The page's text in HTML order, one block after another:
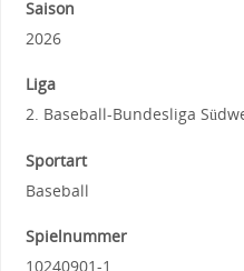
Saison
2026
Liga
2. Baseball-Bundesliga
Sportart
Baseball
Spielnummer
10240901-1